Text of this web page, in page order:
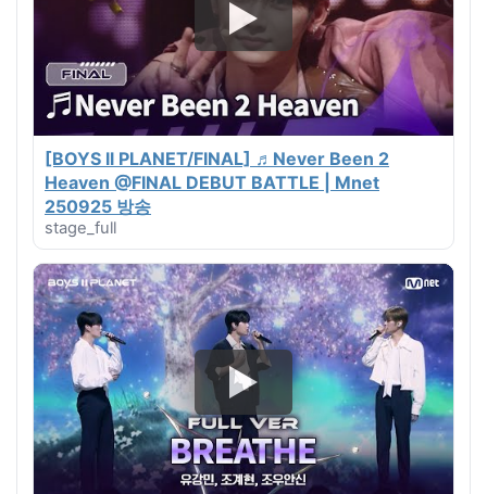
[BOYS ll PLANET/FINAL] ♬Never Been 2
Heaven @FINAL DEBUT BATTLE | Mnet
250925 방송
stage_full